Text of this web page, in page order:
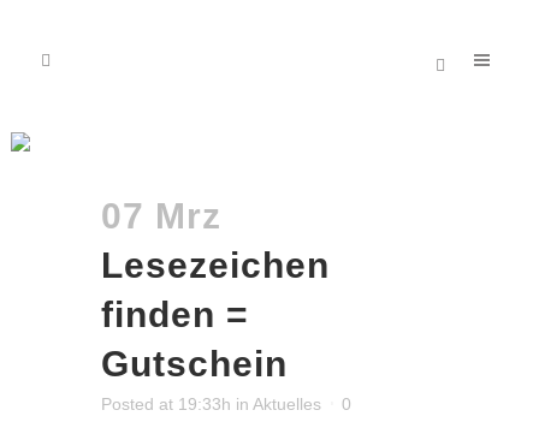
07 Mrz
Lesezeichen
finden =
Gutschein
Posted at 19:33h in Aktuelles
0